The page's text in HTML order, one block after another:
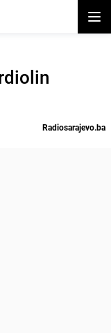
Radiosarajevo.ba